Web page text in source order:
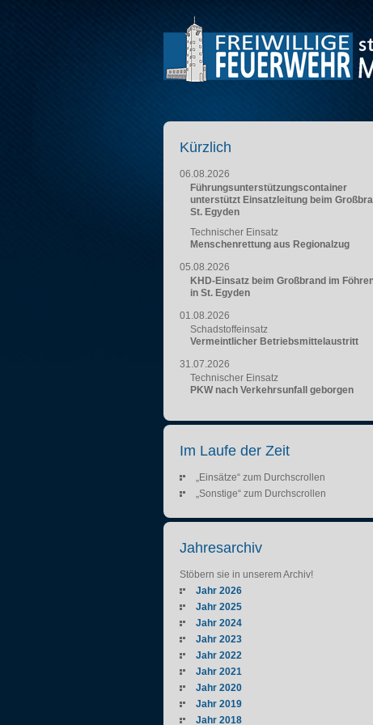
Kürzlich
06.08.2026
Führungsunterstützungscontainer
unterstützt Einsatzleitung beim
St. Egyden
Technischer Einsatz
Menschenrettung aus Regionalzug
05.08.2026
KHD-Einsatz beim Großbrand im
in St. Egyden
01.08.2026
Schadstoffeinsatz
Vermeintlicher Betriebsmittelaustritt
31.07.2026
Technischer Einsatz
PKW nach Verkehrsunfall geborgen
Im Laufe der Zeit
„Einsätze“ zum Durchscrollen
„Sonstige“ zum Durchscrollen
Jahresarchiv
Stöbern sie in unserem Archiv!
Jahr 2026
Jahr 2025
Jahr 2024
Jahr 2023
Jahr 2022
Jahr 2021
Jahr 2020
Jahr 2019
Jahr 2018